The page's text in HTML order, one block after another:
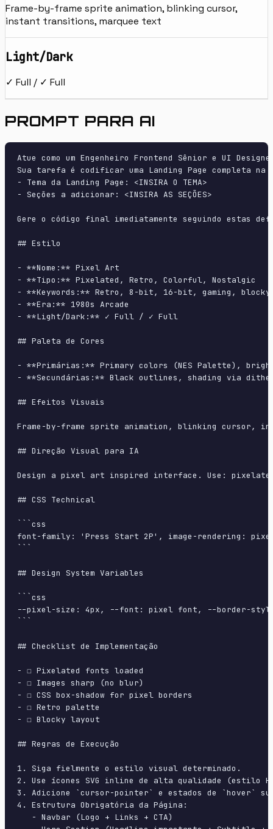
Frame-by-frame sprite animation, blinking cursor,
instant transitions, marquee text
Light/Dark
✓ Full / ✓ Full
PROMPT PARA AI
Atue como um Engenheiro Frontend Sênior e UI
Sua tarefa é codificar uma Landing Page completa
- Tema da Landing Page: <INSIRA O TEMA>
- Seções a adicionar: <INSIRA AS SEÇÕES>
Gere o código final imediatamente seguindo estas
## Estilo
- **Nome:** Pixel Art
- **Tipo:** Pixelated, Retro, Colorful, Nostalgic
- **Keywords:** Retro, 8-bit, 16-bit, gaming,
- **Era:** 1980s Arcade
- **Light/Dark:** ✓ Full / ✓ Full
## Paleta de Cores
- **Primárias:** Primary colors (NES Palette),
- **Secundárias:** Black outlines, shading via
## Efeitos Visuais
Frame-by-frame sprite animation, blinking cursor,
## Direção Visual para IA
Design a pixel art inspired interface. Use:
## CSS Technical
```css
font-family: 'Press Start 2P', image-rendering:
```
## Design System Variables
```css
--pixel-size: 4px, --font: pixel font, --border-
```
## Checklist de Implementação
- ☐ Pixelated fonts loaded
- ☐ Images sharp (no blur)
- ☐ CSS box-shadow for pixel borders
- ☐ Retro palette
- ☐ Blocky layout
## Regras de Execução
1. Siga fielmente o estilo visual determinado.
2. Use ícones SVG inline de alta qualidade (estilo
3. Adicione `cursor-pointer` e estados de `hover`
4. Estrutura Obrigatória da Página:
   - Navbar (Logo + Links + CTA)